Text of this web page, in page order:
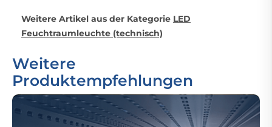
Weitere Artikel aus der Kategorie LED
Feuchtraumleuchte (technisch)
Weitere
Produktempfehlungen